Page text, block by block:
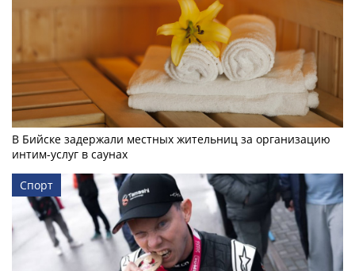
В Бийске задержали местных жительниц за организацию
интим-услуг в саунах
Спорт